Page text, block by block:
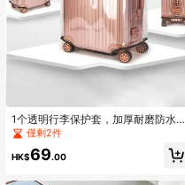
1个透明行李保护套，加厚耐磨防水，
适用于18/20/22/24/26/28/30英寸行
僅剩2件
HK$69.00